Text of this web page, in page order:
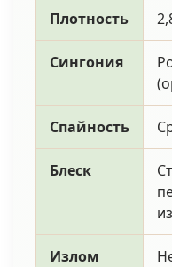
Плотность
Сингония
Спайность
Блеск
Излом